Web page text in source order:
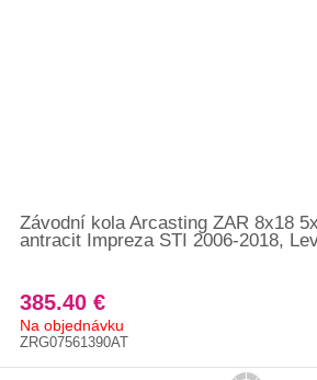
Závodní kola Arcasting ZAR 8x18
antracit Impreza STI 2006-2018,
385.40 €
Na objednávku
ZRG07561390AT